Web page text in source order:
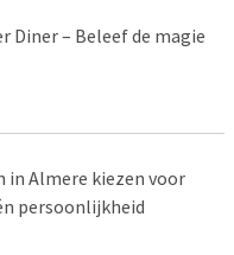
Diner – Beleef de magie
in Almere kiezen voor
persoonlijkheid